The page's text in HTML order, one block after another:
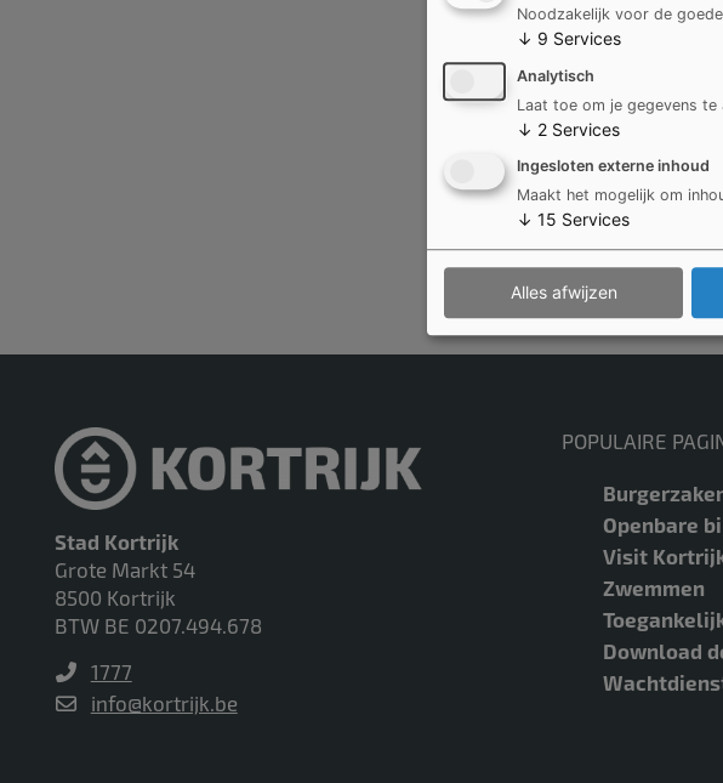
Iets fout of onduidelijk
Stad Kortrijk
Grote Markt 54
8500 Kortrijk
BTW BE 0207.494.678
1777
info@kortrijk.be
POPULAIRE
Openbare
Visit
Zwemmen
Download
Noodzakelijk voor de
↓ 9 Services
Analytisch
Laat toe om je gegevens
↓ 2 Services
Ingesloten externe inhoud
Maakt het mogelijk om
↓ 15 Services
Alles afwijzen